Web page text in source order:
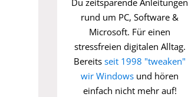
Du zeitsparende Anleitungen
rund um PC, Software &
Microsoft. Für einen
stressfreien digitalen Alltag.
Bereits seit 1998 "tweaken"
wir Windows und hören
einfach nicht mehr auf!